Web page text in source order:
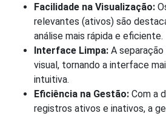
Facilidade na Visualização:
relevantes (ativos) são
análise mais rápida e eficiente.
Interface Limpa: A
visual, tornando a interface
intuitiva.
Eficiência na Gestão: Com a
registros ativos e inativos, a